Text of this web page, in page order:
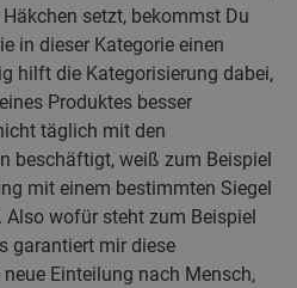
setzt, bekommst Du
in dieser Kategorie einen
hilft die Kategorisierung dabei,
Produktes besser
täglich mit den
beschäftigt, weiß zum Beispiel
mit einem bestimmten Siegel
wofür steht zum Beispiel
garantiert mir diese
Einteilung nach Mensch,